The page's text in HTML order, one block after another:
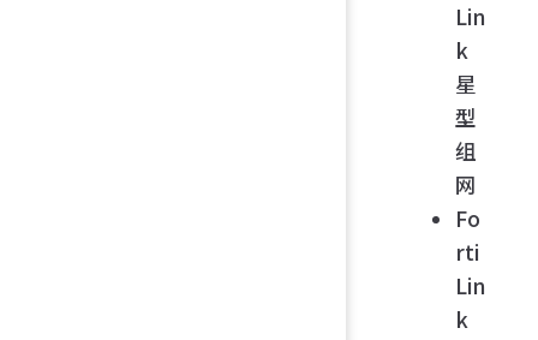
Lin
k
星
型
组
网
Fo
rti
Lin
k